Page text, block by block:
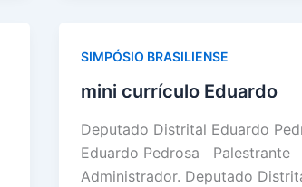
SIMPÓSIO BRASILIENSE
mini currículo Eduardo
Deputado Distrital Eduardo
Eduardo Pedrosa Palestrante
Administrador. Deputado